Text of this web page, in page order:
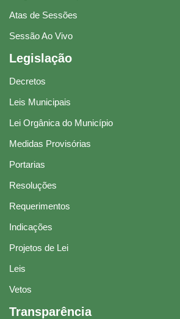
Atas de Sessões
Sessão Ao Vivo
Legislação
Decretos
Leis Municipais
Lei Orgânica do Município
Medidas Provisórias
Portarias
Resoluções
Requerimentos
Indicações
Projetos de Lei
Leis
Vetos
Transparência